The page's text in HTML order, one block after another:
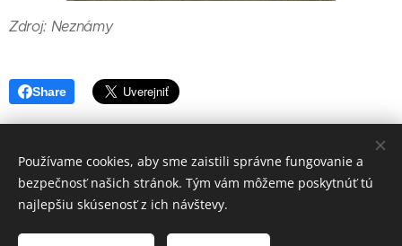
Zdroj: Neznámy
Share
Záhorácky folklór o.z.
© 2025
Používame cookies, aby sme zaistili správne fungovanie a
bezpečnosť našich stránok. Tým vám môžeme poskytnúť tú
najlepšiu skúsenosť z ich návštevy.